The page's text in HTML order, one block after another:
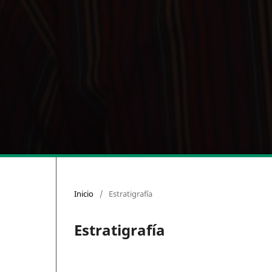
Inicio / Estratigrafía
Estratigrafía